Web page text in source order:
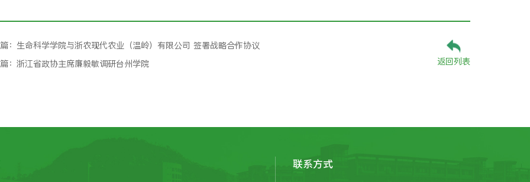
篇：生命科学学院与浙农现代农业（温岭）有限公司 签署战略合作协议
：浙江省政协主席廉毅敏调研台州学院
返回列表
联系方式